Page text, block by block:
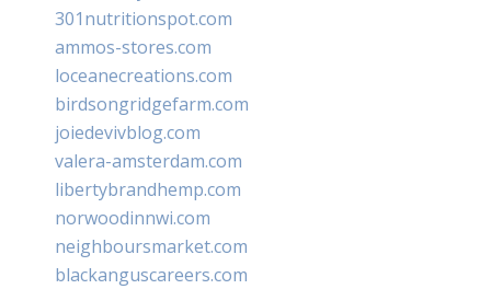
301nutritionspot.com
ammos-stores.com
loceanecreations.com
birdsongridgefarm.com
joiedevivblog.com
valera-amsterdam.com
libertybrandhemp.com
norwoodinnwi.com
neighboursmarket.com
blackanguscareers.com